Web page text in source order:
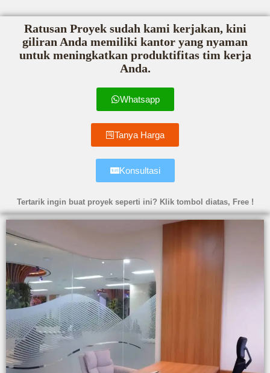
Ratusan Proyek sudah kami kerjakan, kini
giliran Anda memiliki kantor yang nyaman
untuk meningkatkan produktifitas tim kerja
Anda.
Whatsapp
Tanya Harga
Konsultasi
Tertarik ingin buat proyek seperti ini? Klik tombol diatas, Free !